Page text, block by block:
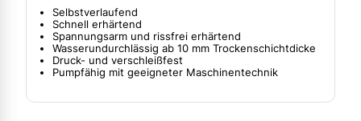
Selbstverlaufend
Schnell erhärtend
Spannungsarm und rissfrei erhärtend
Wasserundurchlässig ab 10 mm Trockenschichtdicke
Druck- und verschleißfest
Pumpfähig mit geeigneter Maschinentechnik